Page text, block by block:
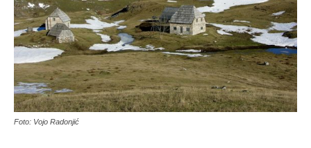
Foto: Vojo Radonjić